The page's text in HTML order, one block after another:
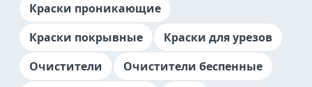
Краски проникающие
Краски покрывные
Краски для урезов
Очистители
Очистители беспенные